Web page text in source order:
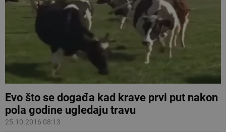
Evo što se događa kad krave prvi put nakon
pola godine ugledaju travu
25.10.2016 08:13